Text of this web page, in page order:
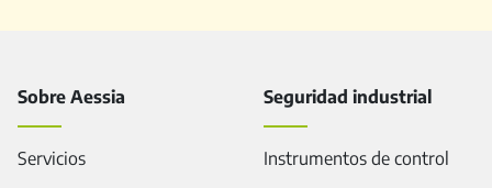
Sobre Aessia
Servicios
Seguridad industrial
Instrumentos de control